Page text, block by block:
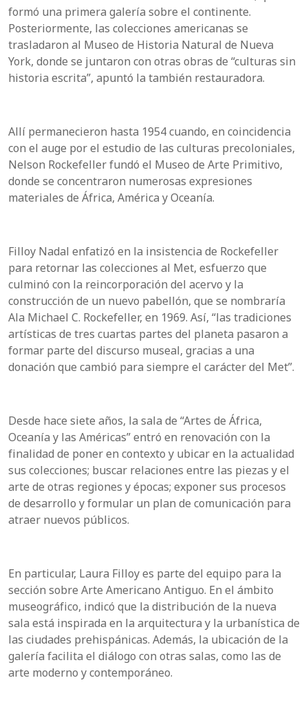
formó una primera galería sobre el continente.
Posteriormente, las colecciones americanas se
trasladaron al Museo de Historia Natural de Nueva
York, donde se juntaron con otras obras de “culturas sin
historia escrita”, apuntó la también restauradora.
Allí permanecieron hasta 1954 cuando, en coincidencia
con el auge por el estudio de las culturas precoloniales,
Nelson Rockefeller fundó el Museo de Arte Primitivo,
donde se concentraron numerosas expresiones
materiales de África, América y Oceanía.
Filloy Nadal enfatizó en la insistencia de Rockefeller
para retornar las colecciones al Met, esfuerzo que
culminó con la reincorporación del acervo y la
construcción de un nuevo pabellón, que se nombraría
Ala Michael C. Rockefeller, en 1969. Así, “las tradiciones
artísticas de tres cuartas partes del planeta pasaron a
formar parte del discurso museal, gracias a una
donación que cambió para siempre el carácter del Met”.
Desde hace siete años, la sala de “Artes de África,
Oceanía y las Américas” entró en renovación con la
finalidad de poner en contexto y ubicar en la actualidad
sus colecciones; buscar relaciones entre las piezas y el
arte de otras regiones y épocas; exponer sus procesos
de desarrollo y formular un plan de comunicación para
atraer nuevos públicos.
En particular, Laura Filloy es parte del equipo para la
sección sobre Arte Americano Antiguo. En el ámbito
museográfico, indicó que la distribución de la nueva
sala está inspirada en la arquitectura y la urbanística de
las ciudades prehispánicas. Además, la ubicación de la
galería facilita el diálogo con otras salas, como las de
arte moderno y contemporáneo.